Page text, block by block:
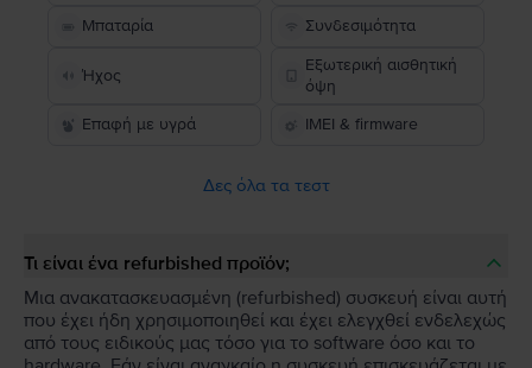
Μπαταρία Συνδεσιμότητα
Ήχος
Εξωτερική αισθητική
όψη
Επαφή με υγρά
IMEI & firmware
Δες όλα τα τεστ
Τι είναι ένα refurbished προϊόν;
Μια ανακατασκευασμένη (refurbished) συσκευή είναι αυτή
που έχει ήδη χρησιμοποιηθεί και έχει ελεγχθεί ενδελεχώς
από τους ειδικούς μας τόσο για το software όσο και το